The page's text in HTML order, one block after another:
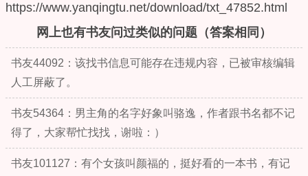
https://www.yanqingtu.net/download/txt_47852.html
网上也有书友问过类似的问题（答案相同）
书友44092：该找书信息可能存在违规内容，已被审核编辑
人工屏蔽了。
书友54364：男主角的名字好象叫骆逸，作者跟书名都不记
得了，大家帮忙找找，谢啦：）
书友101127：有个女孩叫颜福的，挺好看的一本书，有记